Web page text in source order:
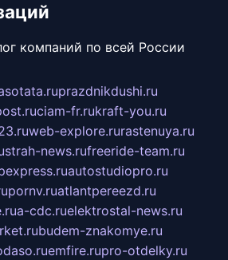
компаний по всей России
prazdnikdushi.ru
ciam-fr.rukraft-you.ru
web-explore.rurastenuya.ru
strah-news.rufreeride-team.ru
autostudiopro.ru
pornv.ruatlantpereezd.ru
a-cdc.ruelektrostal-news.ru
budem-znakomye.ru
emfire.rupro-otdelky.ru